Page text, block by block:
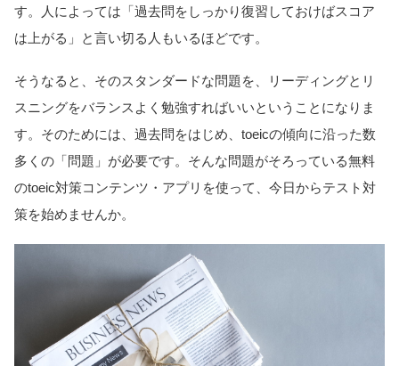
す。人によっては「過去問をしっかり復習しておけばスコア
は上がる」と言い切る人もいるほどです。
そうなると、そのスタンダードな問題を、リーディングとリ
スニングをバランスよく勉強すればいいということになりま
す。そのためには、過去問をはじめ、toeicの傾向に沿った数
多くの「問題」が必要です。そんな問題がそろっている無料
のtoeic対策コンテンツ・アプリを使って、今日からテスト対
策を始めませんか。